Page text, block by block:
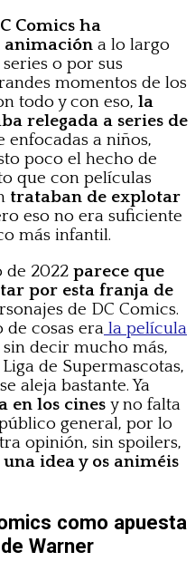
Comics ha
animación a lo largo
o por sus
momentos de los
todo y con eso, la
relegada a series de
enfocadas a niños,
poco el hecho de
que con películas
trataban de explotar
eso no era suficiente
más infantil.
de 2022 parece que
por esta franja de
de DC Comics.
de cosas era la película
sin decir mucho más,
de Supermascotas,
aleja bastante. Ya
en los cines y no falta
general, por lo
opinión, sin spoilers,
idea y os animéis
como apuesta
Warner